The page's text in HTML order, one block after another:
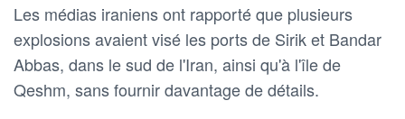
Les médias iraniens ont rapporté que plusieurs
explosions avaient visé les ports de Sirik et Bandar
Abbas, dans le sud de l'Iran, ainsi qu'à l'île de
Qeshm, sans fournir davantage de détails.